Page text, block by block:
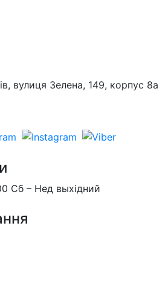
вулиця Зелена, 149, корпус 8а
Сб – Нед выхідний